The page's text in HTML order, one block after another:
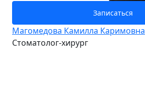
Записаться
Магомедова Камилла Каримовна
Стоматолог-хирург